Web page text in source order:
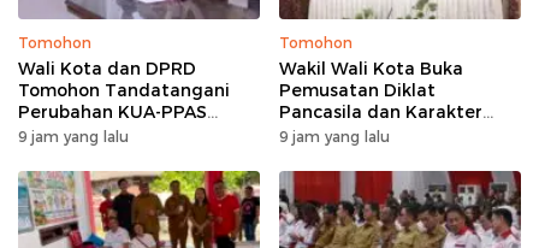
Tomohon
Wali Kota dan DPRD
Tomohon Tandatangani
Perubahan KUA-PPAS
APBD 2026 untuk Respons
9 jam yang lalu
Tomohon
Wakil Wali Kota Buka
Pemusatan Diklat
Pancasila dan Karakter
untuk 36 Calon Paskibraka
9 jam yang lalu